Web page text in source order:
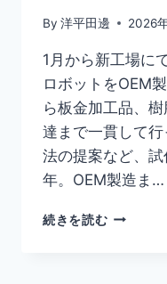
By 洋平田邊 2026
1月から新工場に
ロボットをOEM
ら板金加工品、
達まで一貫して
法の提案など、
年。OEM製造ま…
続きを読む